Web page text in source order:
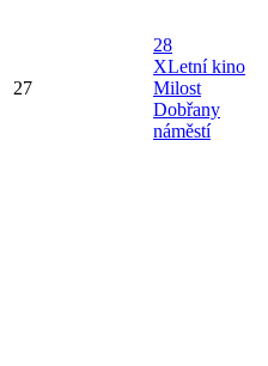
27
28
XLetní kino
Milost
Dobřany
náměstí